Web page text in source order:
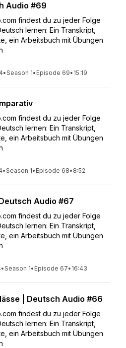
Audio #69
findest du zu jeder Folge
lernen: Ein Transkript,
ein Arbeitsbuch mit Übungen
•Season 1• Episode 69• 15:19
findest du zu jeder Folge
lernen: Ein Transkript,
ein Arbeitsbuch mit Übungen
•Season 1• Episode 68• 8:52
Audio #67
findest du zu jeder Folge
lernen: Ein Transkript,
ein Arbeitsbuch mit Übungen
•Season 1• Episode 67• 16:43
| Deutsch Audio #66
findest du zu jeder Folge
lernen: Ein Transkript,
ein Arbeitsbuch mit Übungen